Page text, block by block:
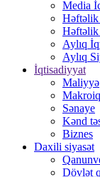
Media
Həftəlik
Həftəlik
Aylıq
Aylıq
İqtisadiyyat
Maliyyə
Sənaye
Kənd
Biznes
Daxili siyasət
Dövlət